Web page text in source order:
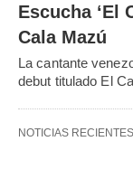
Escucha ‘El
Cala Mazú
La cantante
debut titulado El
NOTICIAS RECIENTES